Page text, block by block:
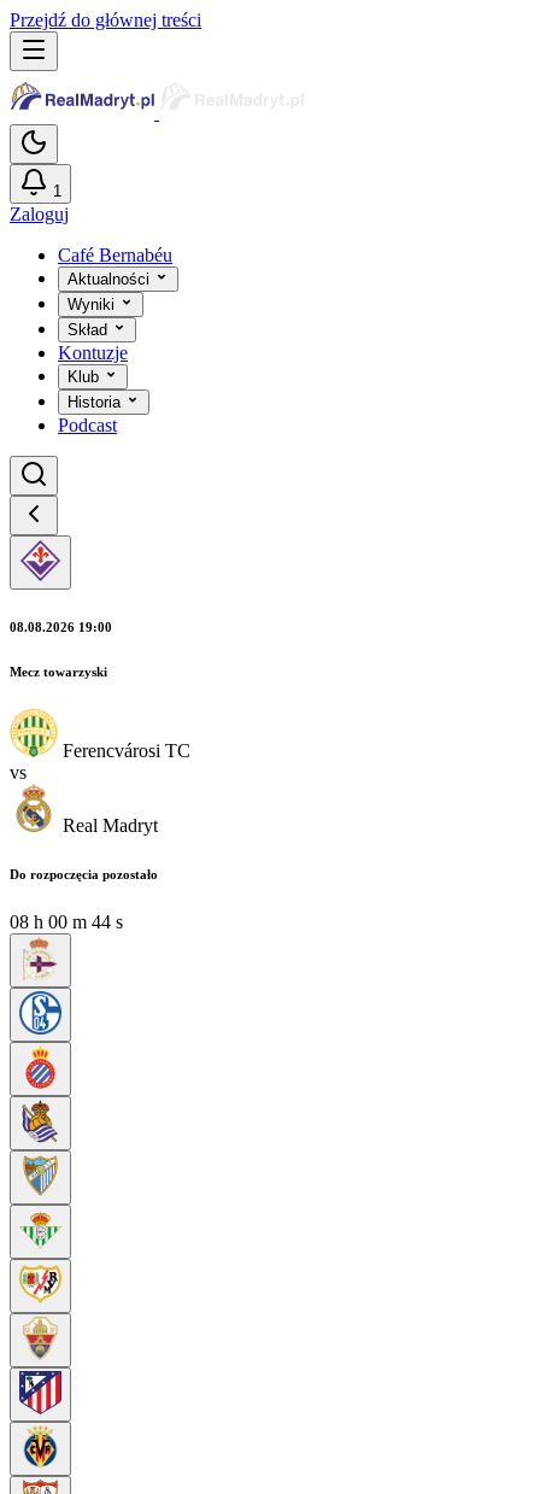
Przejdź do głównej treści
1
Zaloguj
Café Bernabéu
Aktualności
Wyniki
Skład
Kontuzje
Klub
Historia
Podcast
08.08.2026 19:00
Mecz towarzyski
Ferencvárosi TC
vs
Real Madryt
Do rozpoczęcia pozostało
08 h 00 m 43 s